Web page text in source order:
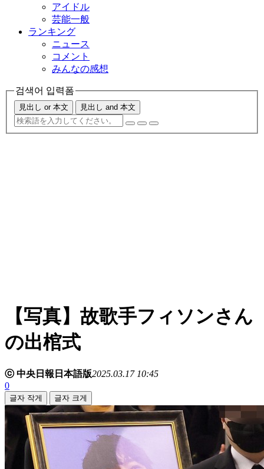
アイドル
芸能一般
ランキング
ニュース
コメント
みんなの感想
검색어 입력폼
見出し or 本文 見出し and 本文
【写真】故歌手フィソンさん
の出棺式
ⓒ 中央日報日本語版2025.03.17 10:45
0
글자 작게 글자 크게